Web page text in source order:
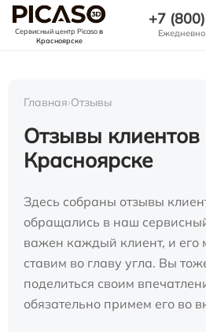
Сервисный центр Picasoв
Красноярске
+7
Главная›Отзывы
Отзывы клиентов
Красноярске
Здесь собраны отзывы
обращались в наш
важен каждый клиент, и его
ставим во главу угла. Вы
поделиться своим
обязательно примем его во